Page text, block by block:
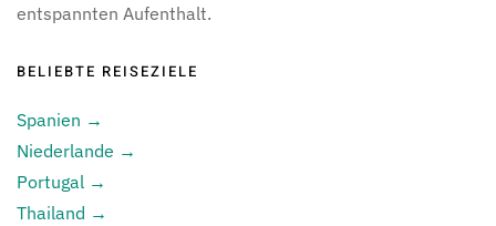
entspannten Aufenthalt.
BELIEBTE REISEZIELE
Spanien →
Niederlande →
Portugal →
Thailand →